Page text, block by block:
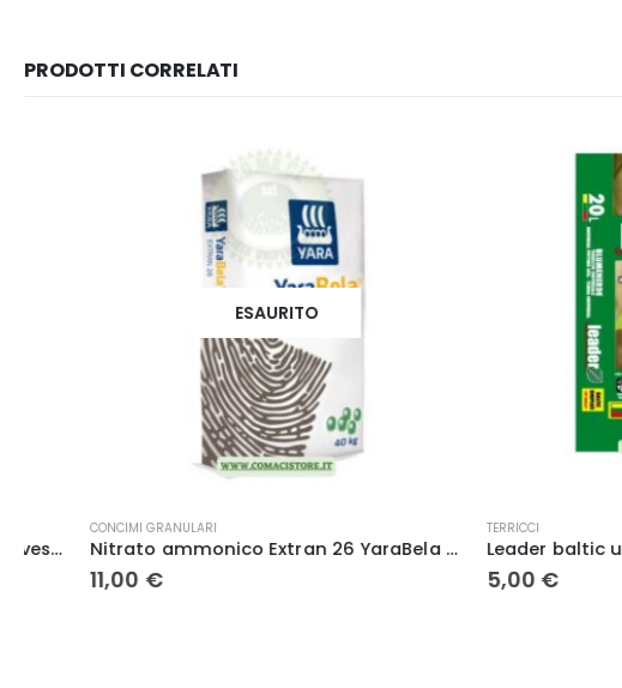
PRODOTTI CORRELATI
ESAURITO
CONCIMI GRANULARI
Nitrato ammonico Extran 26 YaraBela kg. 25 – Yara
€ €